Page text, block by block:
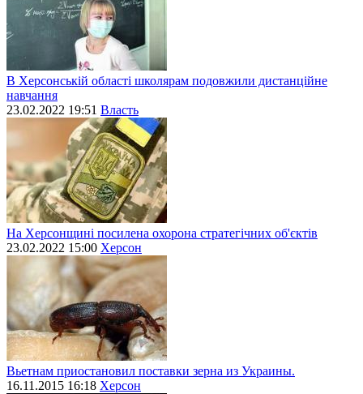
В Херсонській області школярам подовжили дистанційне
навчання
23.02.2022 19:51 Власть
На Херсонщині посилена охорона стратегічних об'єктів
23.02.2022 15:00 Херсон
Вьетнам приостановил поставки зерна из Украины.
16.11.2015 16:18 Херсон